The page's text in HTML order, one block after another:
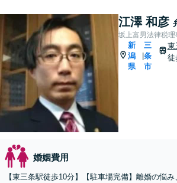
江澤 和彦
坂上富男法律税理
新
潟
県
三
条
市
東
徒
婚姻費用
【東三条駅徒歩10分】【駐車場完備】離婚の悩